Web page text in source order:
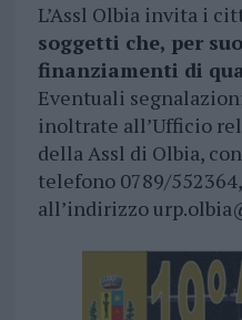
L’Assl Olbia invita i
soggetti che, per
finanziamenti di
Eventuali
inoltrate all’Ufficio
della Assl di Olbia,
telefono 0789/
all’indirizzo